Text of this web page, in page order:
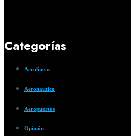
Categorías
Aerolíneas
Aeronautica
Aeropuertos
Opinión